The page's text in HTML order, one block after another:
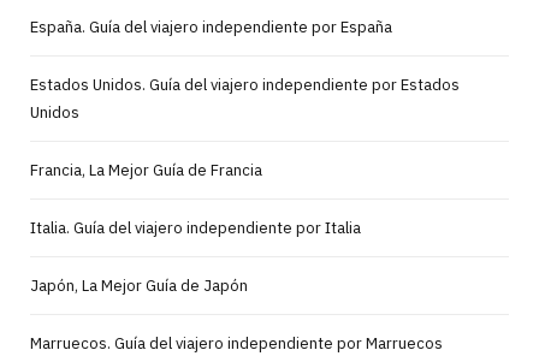
España. Guía del viajero independiente por España
Estados Unidos. Guía del viajero independiente por Estados
Unidos
Francia, La Mejor Guía de Francia
Italia. Guía del viajero independiente por Italia
Japón, La Mejor Guía de Japón
Marruecos. Guía del viajero independiente por Marruecos